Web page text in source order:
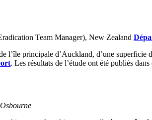
Team Manager), New Zealand
l’île principale d’Auckland, d’une superficie
. Les résultats de l’étude ont été publiés